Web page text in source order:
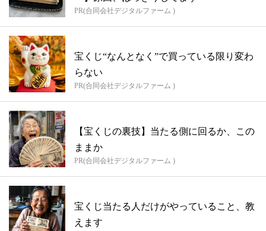
PR(合同会社デジタルファーム )
宝くじ“なんとなく”で買っている限り変わ
らない
PR(合同会社デジタルファーム )
【宝くじの裏技】当たる側に回るか、この
ままか
PR(合同会社デジタルファーム )
宝くじ当たる人だけがやっていること、教
えます